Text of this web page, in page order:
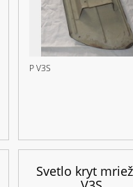
P V3S
Svetlo kryt